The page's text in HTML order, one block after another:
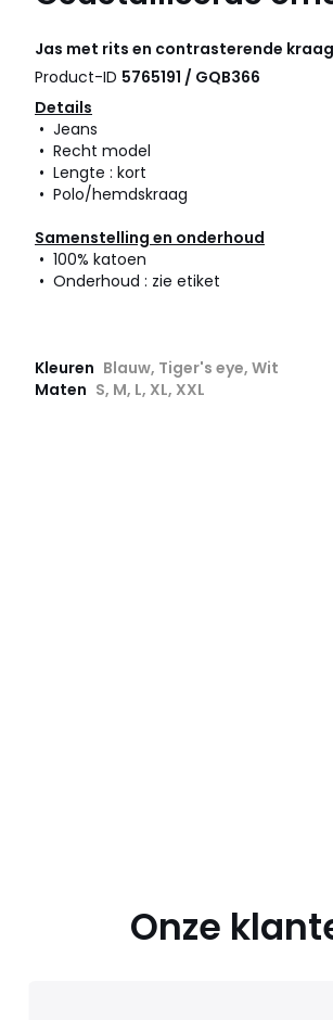
Jas met rits en contrasterende kraag
Product-ID 5765191 / GQB366
Details
• Jeans
• Recht model
• Lengte : kort
• Polo/hemdskraag
Samenstelling en onderhoud
• 100% katoen
• Onderhoud : zie etiket
Kleuren Blauw, Tiger's eye, Wit
Maten S, M, L, XL, XXL
Onze